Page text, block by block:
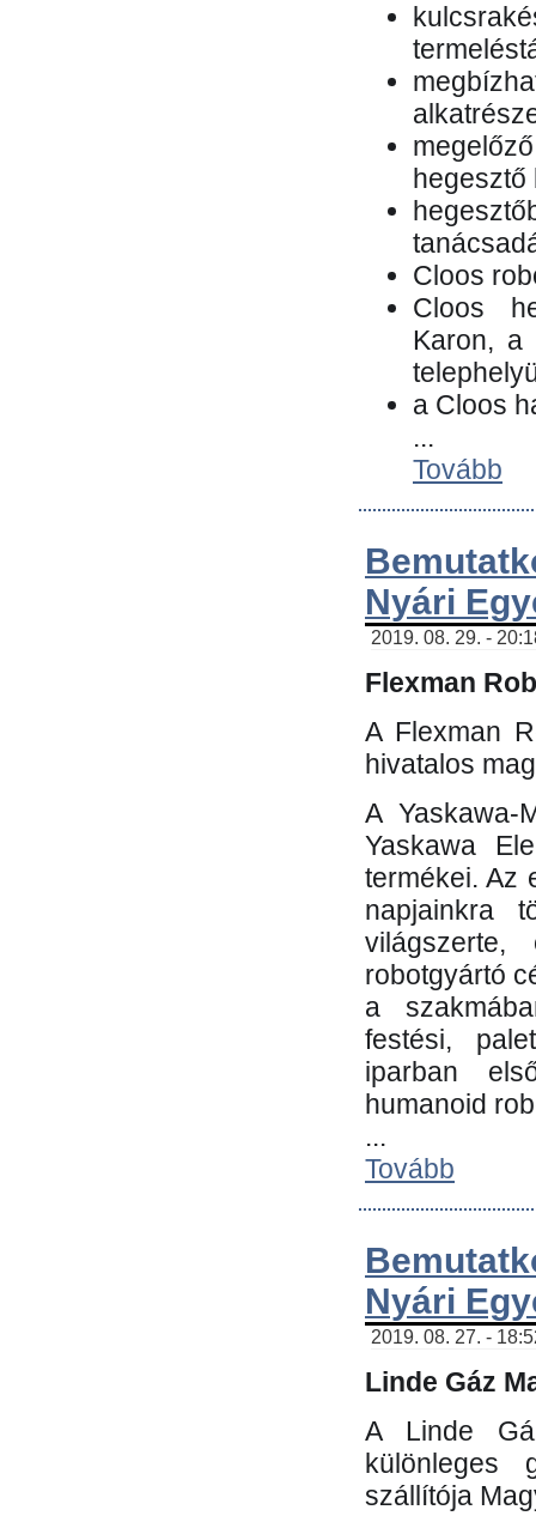
hegesztő
Cloos
Cloos
Karon, a
a Cloos
...
Tovább
Nyári
2019. 08. 29. -
Flexman
A Flexman
hivatalos
A Yaskawa-
Yaskawa
termékei. Az
napjainkra
robotgyártó
a
festési,
iparban
humanoid
...
Tovább
Nyári
2019. 08. 27. -
Linde Gáz
A Linde
különleges
szállítója